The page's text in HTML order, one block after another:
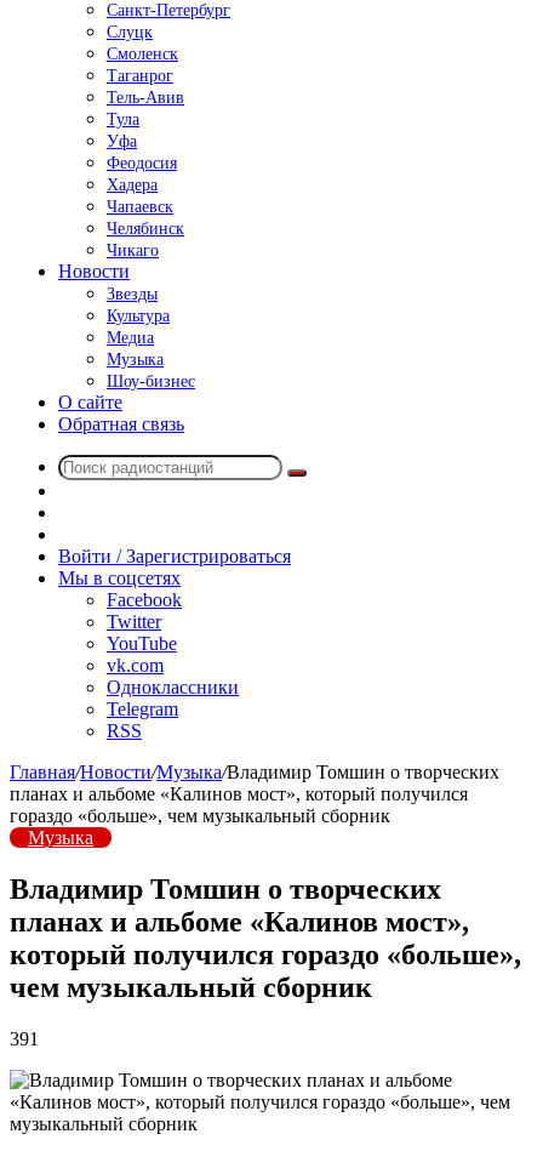
Санкт-Петербург
Слуцк
Смоленск
Таганрог
Тель-Авив
Тула
Уфа
Феодосия
Хадера
Чапаевск
Челябинск
Чикаго
Новости
Звезды
Культура
Медиа
Музыка
Шоу-бизнес
О сайте
Обратная связь
Поиск
радио
Войти / Зарегистрироваться
Мы в соцсетях
Facebook
Twitter
YouTube
vk.com
Одноклассники
Telegram
RSS
Главная/Новости/Музыка/Владимир Томшин о творческих
планах и альбоме «Калинов мост», который получился
гораздо «больше», чем музыкальный сборник
Музыка
Владимир Томшин о творческих
планах и альбоме «Калинов мост»,
который получился гораздо «больше»,
чем музыкальный сборник
391